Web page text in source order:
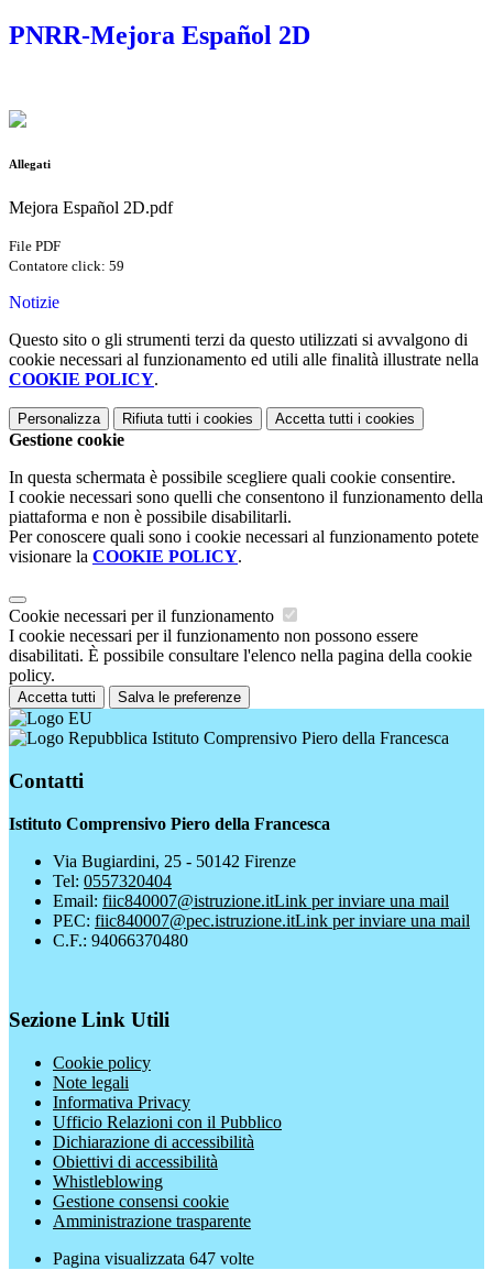
PNRR-Mejora Español 2D
Allegati
Mejora Español 2D.pdf
File PDF
Contatore click: 59
Notizie
Questo sito o gli strumenti terzi da questo utilizzati si avvalgono di
cookie necessari al funzionamento ed utili alle finalità illustrate nella
COOKIE POLICY.
Personalizza Rifiuta tutti i cookies Accetta tutti i cookies
Gestione cookie
In questa schermata è possibile scegliere quali cookie consentire.
I cookie necessari sono quelli che consentono il funzionamento della
piattaforma e non è possibile disabilitarli.
Per conoscere quali sono i cookie necessari al funzionamento potete
visionare la COOKIE POLICY.
Cookie necessari per il funzionamento
I cookie necessari per il funzionamento non possono essere
disabilitati. È possibile consultare l'elenco nella pagina della cookie
policy.
Accetta tutti Salva le preferenze
Istituto Comprensivo Piero della Francesca
Contatti
Istituto Comprensivo Piero della Francesca
Via Bugiardini, 25 - 50142 Firenze
Tel: 0557320404
Email: fiic840007@istruzione.itLink per inviare una mail
PEC: fiic840007@pec.istruzione.itLink per inviare una mail
C.F.: 94066370480
Sezione Link Utili
Cookie policy
Note legali
Informativa Privacy
Ufficio Relazioni con il Pubblico
Dichiarazione di accessibilità
Obiettivi di accessibilità
Whistleblowing
Gestione consensi cookie
Amministrazione trasparente
Pagina visualizzata 647 volte